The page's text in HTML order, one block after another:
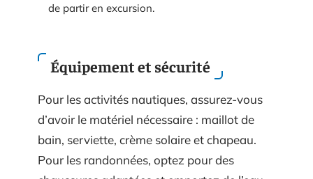
de partir en excursion.
Équipement et sécurité
Pour les activités nautiques, assurez-vous
d’avoir le matériel nécessaire : maillot de
bain, serviette, crème solaire et chapeau.
Pour les randonnées, optez pour des